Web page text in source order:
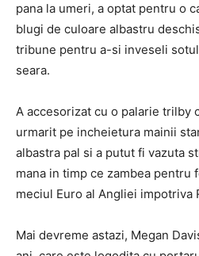
pana la umeri, a optat pentru o
blugi de culoare albastru
tribune pentru a-si inveseli
seara.
A accesorizat cu o palarie trilby
urmarit pe incheietura mainii
albastra pal si a putut fi vazuta
mana in timp ce zambea pentru
meciul Euro al Angliei impotriva
Mai devreme astazi, Megan